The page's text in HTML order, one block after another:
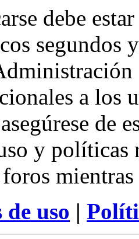
debe
segundos
a los
de
y políticas
uso |